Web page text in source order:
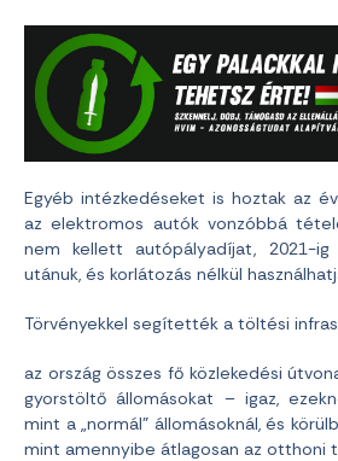
Egyéb intézkedéseket is hoztak az
az elektromos autók vonzóbbá
nem kellett autópályadíjat, 2021-
utánuk, és korlátozás nélkül
Törvényekkel segítették a töltési
az ország összes fő közlekedési
gyorstöltő állomásokat – igaz,
mint a „normál” állomásoknál, és
mint amennyibe átlagosan az otthoni